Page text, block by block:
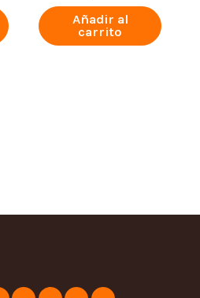
Añadir al
carrito